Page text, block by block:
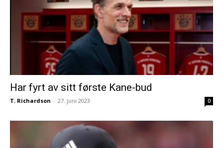
Har fyrt av sitt første Kane-bud
T. Richardson - 27. juni 2023 0